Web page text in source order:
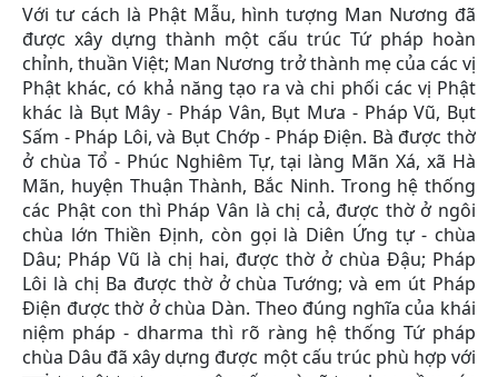
Với tư cách là Phật Mẫu, hình tượng Man Nương đã
được xây dựng thành một cấu trúc Tứ pháp hoàn
chỉnh, thuần Việt; Man Nương trở thành mẹ của các vị
Phật khác, có khả năng tạo ra và chi phối các vị Phật
khác là Bụt Mây - Pháp Vân, Bụt Mưa - Pháp Vũ, Bụt
Sấm - Pháp Lôi, và Bụt Chớp - Pháp Điện. Bà được thờ
ở chùa Tổ - Phúc Nghiêm Tự, tại làng Mãn Xá, xã Hà
Mãn, huyện Thuận Thành, Bắc Ninh. Trong hệ thống
các Phật con thì Pháp Vân là chị cả, được thờ ở ngôi
chùa lớn Thiền Định, còn gọi là Diên Ứng tự - chùa
Dâu; Pháp Vũ là chị hai, được thờ ở chùa Đậu; Pháp
Lôi là chị Ba được thờ ở chùa Tướng; và em út Pháp
Điện được thờ ở chùa Dàn. Theo đúng nghĩa của khái
niệm pháp - dharma thì rõ ràng hệ thống Tứ pháp
chùa Dâu đã xây dựng được một cấu trúc phù hợp với